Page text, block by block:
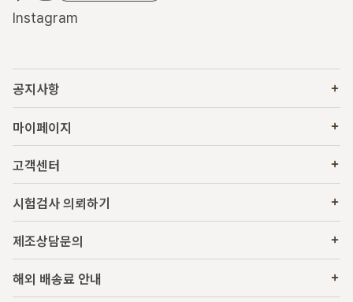
Instagram
공지사항
마이페이지
고객센터
시험검사 의뢰하기
제조상담문의
해외 배송료 안내